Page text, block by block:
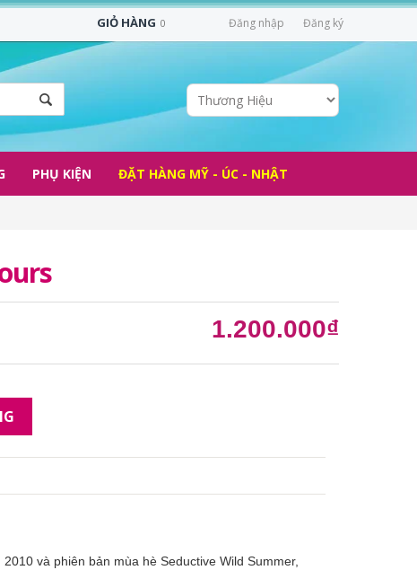
Đăng nhập Đăng ký
GIỎ HÀNG 0
PHỤ KIỆN ĐẶT HÀNG MỸ - ÚC - NHẬT
1.200.000₫
và phiên bản mùa hè Seductive Wild Summer,